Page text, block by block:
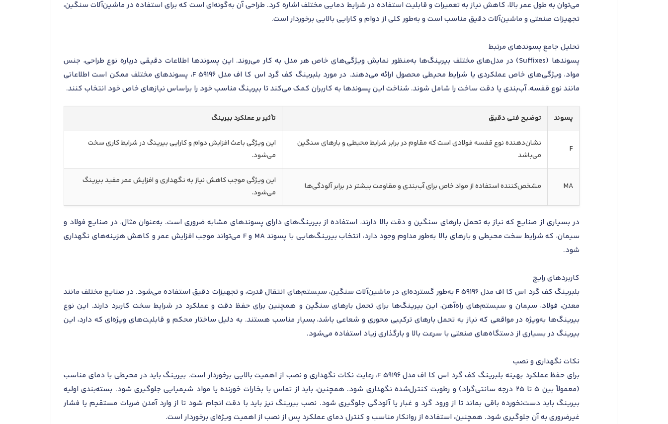
می‌توان به طول عمر بالا، کاهش نیاز به تعمیرات و قابلیت استفاده در شرایط دمایی مختلف اشاره کرد. طراحی آن به‌گونه‌ای است که برای استفاده در ماشین‌آلات سنگین،
تجهیزات صنعتی و ماشین‌آلات دقیق مناسب است و به‌طور کلی از دوام و کارایی بالایی برخوردار است.
تحلیل جامع پسوندهای مرتبط
پسوندها (Suffixes) در مدل‌های مختلف بیرینگ‌ها به‌منظور نمایش ویژگی‌های خاص هر مدل به کار می‌روند. این پسوندها اطلاعات دقیقی درباره نوع طراحی، جنس
مواد، ویژگی‌های خاص عملکردی یا شرایط محیطی محصول ارائه می‌دهند. در مورد بلبرینگ کف گرد اس کا اف مدل 59196 F، پسوندهای مختلف ممکن است اطلاعاتی
مانند نوع قفسه، آب‌بندی یا دقت ساخت را شامل شوند. شناخت این پسوندها به کاربران کمک می‌کند تا بیرینگ مناسب خود را براساس نیازهای خاص خود انتخاب کنند.
پسوند توضیح فنی دقیق تأثیر بر عملکرد بیرینگ
F
نشان‌دهنده نوع قفسه فولادی است که مقاوم در برابر شرایط محیطی و بارهای سنگین
می‌باشد
این ویژگی باعث افزایش دوام و کارایی بیرینگ در شرایط کاری سخت
می‌شود.
MA مشخص‌کننده استفاده از مواد خاص برای آب‌بندی و مقاومت بیشتر در برابر آلودگی‌ها
این ویژگی موجب کاهش نیاز به نگهداری و افزایش عمر مفید بیرینگ
می‌شود.
در بسیاری از صنایع که نیاز به تحمل بارهای سنگین و دقت بالا دارند، استفاده از بیرینگ‌های دارای پسوندهای مشابه ضروری است. به‌عنوان مثال، در صنایع فولاد و
سیمان، که شرایط سخت محیطی و بارهای بالا به‌طور مداوم وجود دارد، انتخاب بیرینگ‌هایی با پسوند MA و F می‌تواند موجب افزایش عمر و کاهش هزینه‌های نگهداری
شود.
کاربردهای رایج
بلبرینگ کف گرد اس کا اف مدل 59196 F به‌طور گسترده‌ای در ماشین‌آلات سنگین، سیستم‌های انتقال قدرت، و تجهیزات دقیق استفاده می‌شود. در صنایع مختلف مانند
معدن، فولاد، سیمان و سیستم‌های راه‌آهن، این بیرینگ‌ها برای تحمل بارهای سنگین و همچنین برای حفظ دقت و عملکرد در شرایط سخت کاربرد دارند. این نوع
بیرینگ‌ها به‌ویژه در مواقعی که نیاز به تحمل بارهای ترکیبی محوری و شعاعی باشد، بسیار مناسب هستند. به دلیل ساختار محکم و قابلیت‌های ویژه‌ای که دارد، این
بیرینگ در بسیاری از دستگاه‌های صنعتی با سرعت بالا و بارگذاری زیاد استفاده می‌شود.
نکات نگهداری و نصب
برای حفظ عملکرد بهینه بلبرینگ کف گرد اس کا اف مدل 59196 F، رعایت نکات نگهداری و نصب از اهمیت بالایی برخوردار است. بیرینگ باید در محیطی با دمای مناسب
(معمولاً بین 5 تا 25 درجه سانتی‌گراد) و رطوبت کنترل‌شده نگهداری شود. همچنین، باید از تماس با بخارات خورنده یا مواد شیمیایی جلوگیری شود. بسته‌بندی اولیه
بیرینگ باید دست‌نخورده باقی بماند تا از ورود گرد و غبار یا آلودگی جلوگیری شود. نصب بیرینگ نیز باید با دقت انجام شود تا از وارد آمدن ضربات مستقیم یا فشار
غیرضروری به آن جلوگیری شود. همچنین، استفاده از روانکار مناسب و کنترل دمای عملکرد پس از نصب از اهمیت ویژه‌ای برخوردار است.